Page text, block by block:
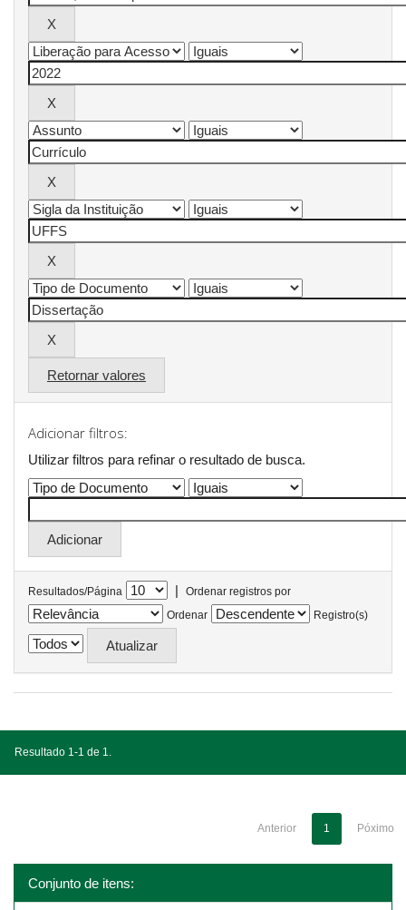
Retornar valores
Adicionar filtros:
Utilizar filtros para refinar o resultado de busca.
Resultados/Página |
Ordenar registros por
Ordenar
Registro(s)
Resultado 1-1 de 1.
Anterior 1 Póximo
Conjunto de itens: